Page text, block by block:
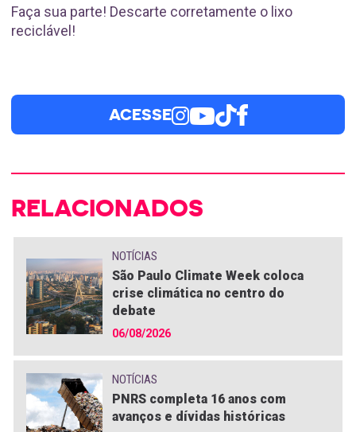
Faça sua parte! Descarte corretamente o lixo
reciclável!
ACESSE
RELACIONADOS
NOTÍCIAS
São Paulo Climate Week coloca
crise climática no centro do
debate
06/08/2026
NOTÍCIAS
PNRS completa 16 anos com
avanços e dívidas históricas